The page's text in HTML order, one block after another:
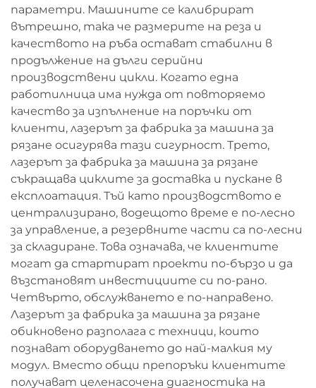
параметри. Машините се калибрират
вътрешно, така че размерите на реза и
качеството на ръба остават стабилни в
продължение на дълги серийни
производствени цикли. Когато една
работилница има нужда от повторяемо
качество за изпълнение на поръчки от
клиенти, лазерът за фабрика за машина за
рязане осигурява тази сигурност. Трето,
лазерът за фабрика за машина за рязане
съкращава циклите за доставка и пускане в
експлоатация. Тъй като производството е
централизирано, водещото време е по-лесно
за управление, а резервните части са по-лесни
за складиране. Това означава, че клиентите
могат да стартират проекти по-бързо и да
възстановят инвестициите си по-рано.
Четвърто, обслужването е по-направено.
Лазерът за фабрика за машина за рязане
обикновено разполага с техници, които
познават оборудването до най-малкия му
модул. Вместо общи препоръки клиентите
получават целенасочена диагностика на